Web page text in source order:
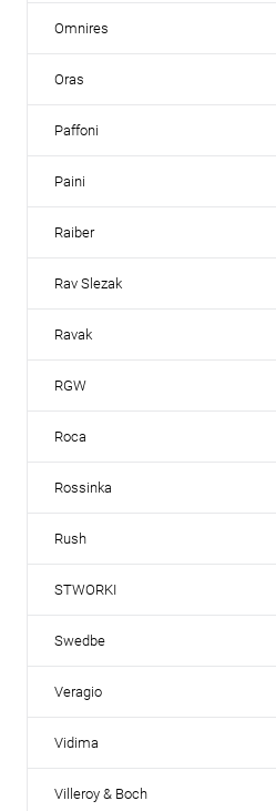
Omnires
Oras
Paffoni
Paini
Raiber
Rav Slezak
Ravak
RGW
Roca
Rossinka
Rush
STWORKI
Swedbe
Veragio
Vidima
Villeroy & Boch